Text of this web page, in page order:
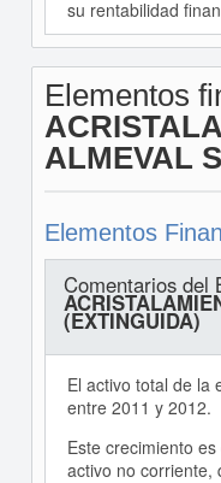
su rentabilidad
Elementos
ALMEVAL
Elementos
Comentarios del
(EXTINGUIDA)
El activo total de la
entre 2011 y 2012.
Este crecimiento
activo no corriente,